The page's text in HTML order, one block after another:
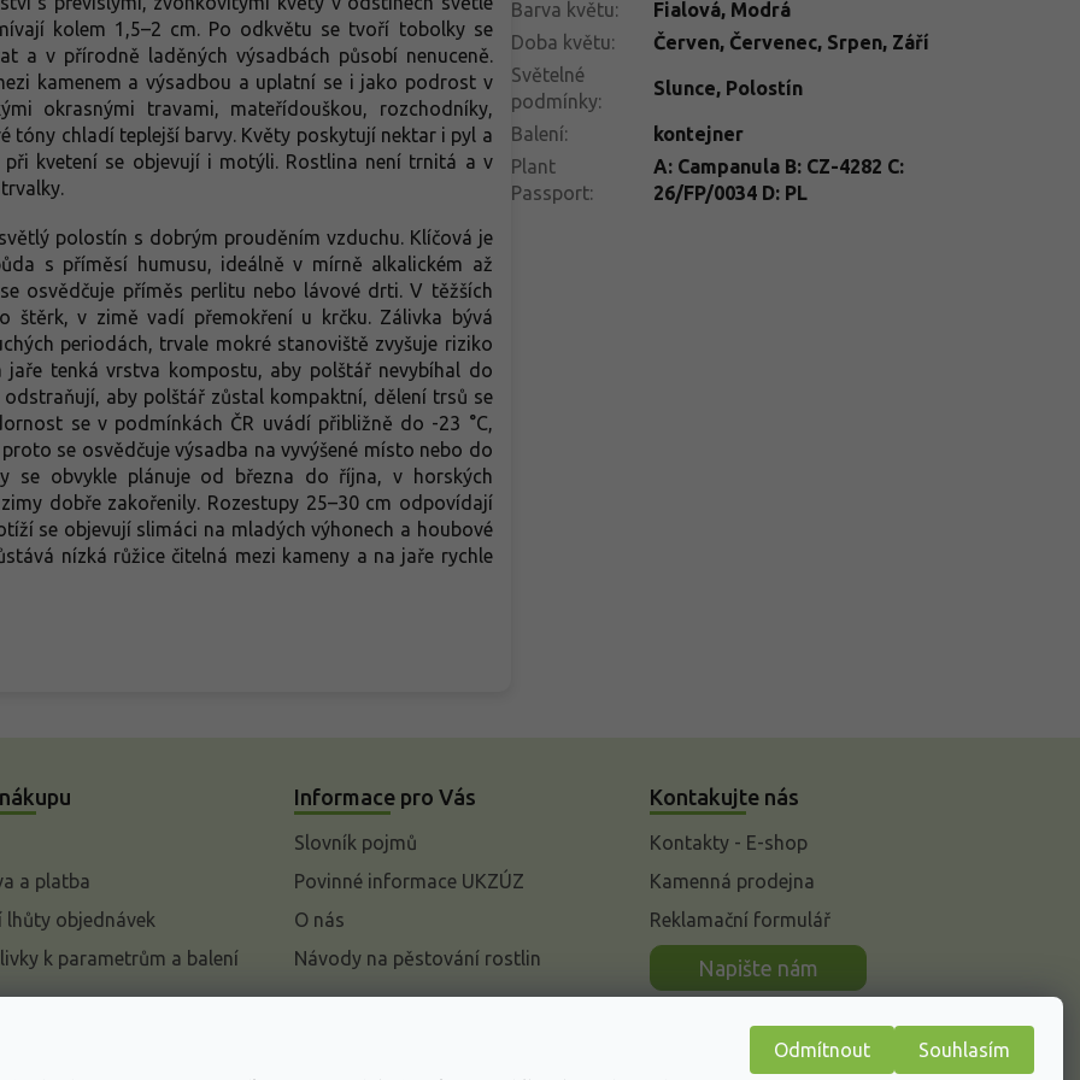
Odmítnout Souhlasím
kolem 1,5–2 cm. Po odkvětu se tvoří tobolky se
a v přírodně laděných výsadbách působí nenuceně.
kamenem a výsadbou a uplatní se i jako podrost v
okrasnými travami, mateřídouškou, rozchodníky,
tóny chladí teplejší barvy. Květy poskytují nektar i pyl a
kvetení se objevují i motýli. Rostlina není trnitá a v
polostín s dobrým prouděním vzduchu. Klíčová je
s příměsí humusu, ideálně v mírně alkalickém až
osvědčuje příměs perlitu nebo lávové drti. V těžších
štěrk, v zimě vadí přemokření u krčku. Zálivka bývá
periodách, trvale mokré stanoviště zvyšuje riziko
tenká vrstva kompostu, aby polštář nevybíhal do
aby polštář zůstal kompaktní, dělení trsů se
se v podmínkách ČR uvádí přibližně do -23 °C,
se osvědčuje výsadba na vyvýšené místo nebo do
se obvykle plánuje od března do října, v horských
dobře zakořenily. Rozestupy 25–30 cm odpovídají
se objevují slimáci na mladých výhonech a houbové
nízká růžice čitelná mezi kameny a na jaře rychle
Barva květu: Fialová, Modrá
Doba květu: Červen, Červenec, Srpen, Září
Světelné
podmínky:
Slunce, Polostín
Balení:
kontejner
Plant
Passport:
A: Campanula B: CZ-4282 C:
26/FP/0034 D: PL
a platba
lhůty objednávek
k parametrům a balení
Informace pro Vás
Slovník pojmů
Povinné informace UKZÚZ
O nás
Návody na pěstování rostlin
Kontakujte nás
Kontakty - E-shop
Kamenná prodejna
Reklamační formulář
Napište nám